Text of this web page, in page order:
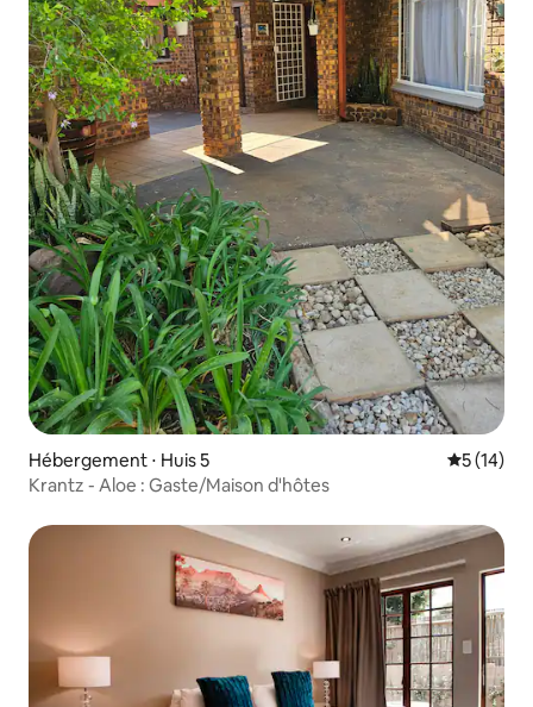
Hébergement ⋅ Huis 5
5 (14)
Krantz - Aloe : Gaste/Maison d'hôtes